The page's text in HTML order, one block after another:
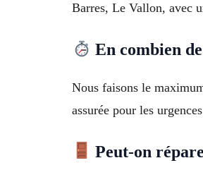
Barres, Le Vallon, avec
En combien
Nous faisons le
assurée pour les
Peut-on